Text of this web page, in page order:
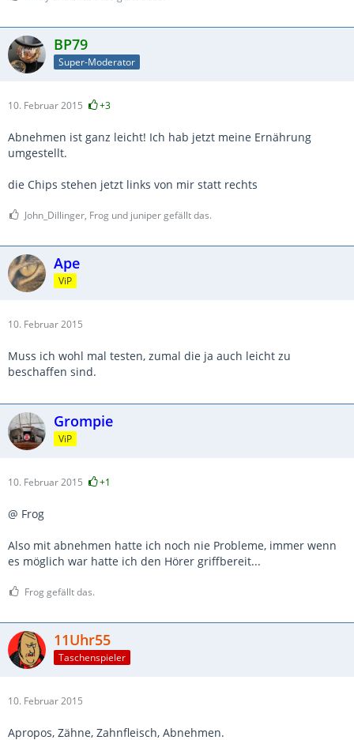
BP79
Super-Moderator
10. Februar 2015 +3
Abnehmen ist ganz leicht! Ich hab jetzt meine Ernährung
umgestellt.
die Chips stehen jetzt links von mir statt rechts
John_Dillinger, Frog und juniper gefällt das.
Ape
ViP
10. Februar 2015
Muss ich wohl mal testen, zumal die ja auch leicht zu
beschaffen sind.
Grompie
ViP
10. Februar 2015 +1
@ Frog
Also mit abnehmen hatte ich noch nie Probleme, immer wenn
es möglich war hatte ich den Hörer griffbereit...
Frog gefällt das.
11Uhr55
Taschenspieler
10. Februar 2015
Apropos, Zähne, Zahnfleisch, Abnehmen.